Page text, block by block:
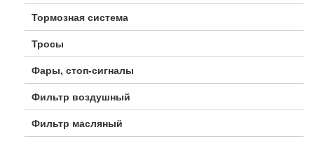
Тормозная система
Тросы
Фары, стоп-сигналы
Фильтр воздушный
Фильтр масляный